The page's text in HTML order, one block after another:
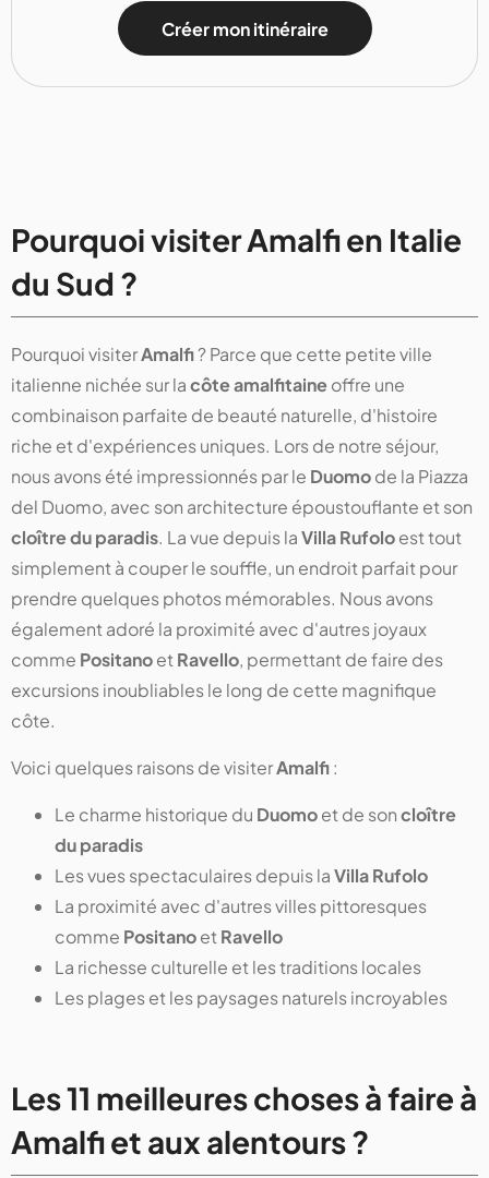
Créer mon itinéraire
Pourquoi visiter Amalfi en Italie
du Sud ?
Pourquoi visiterAmalfi? Parce que cette petite ville
italienne nichée sur lacôte amalfitaineoffre une
combinaison parfaite de beauté naturelle, d'histoire
riche et d'expériences uniques. Lors de notre séjour,
nous avons été impressionnés par le Duomode la Piazza
del Duomo, avec son architecture époustouflante et son
cloître du paradis. La vue depuis laVilla Rufoloest tout
simplement à couper le souffle, un endroit parfait pour
prendre quelques photos mémorables. Nous avons
également adoré la proximité avec d'autres joyaux
comme PositanoetRavello, permettant de faire des
excursions inoubliables le long de cette magnifique
côte.
Voici quelques raisons de visiterAmalfi:
Le charme historique du Duomoet de soncloître
du paradis
Les vues spectaculaires depuis laVilla Rufolo
La proximité avec d'autres villes pittoresques
comme PositanoetRavello
La richesse culturelle et les traditions locales
Les plages et les paysages naturels incroyables
Les 11 meilleures choses à faire à
Amalfi et aux alentours ?